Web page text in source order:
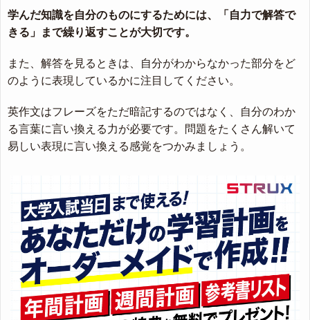
学んだ知識を自分のものにするためには、「自力で解答で
きる」まで繰り返すことが大切です。
また、解答を見るときは、自分がわからなかった部分をど
のように表現しているかに注目してください。
英作文はフレーズをただ暗記するのではなく、自分のわか
る言葉に言い換える力が必要です。問題をたくさん解いて
易しい表現に言い換える感覚をつかみましょう。